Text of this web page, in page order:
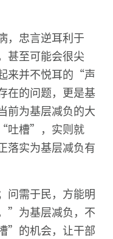
，忠言逆耳利于
至可能会很尖
来并不悦耳的“声
在的问题，更是基
前为基层减负的大
吐槽”，实则就
实为基层减负有
问需于民，方能明
”为基层减负，不
”的机会，让干部